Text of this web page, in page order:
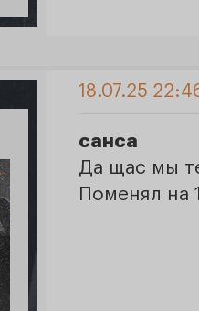
18.07.25
санса
Да щас мы
Поменял на